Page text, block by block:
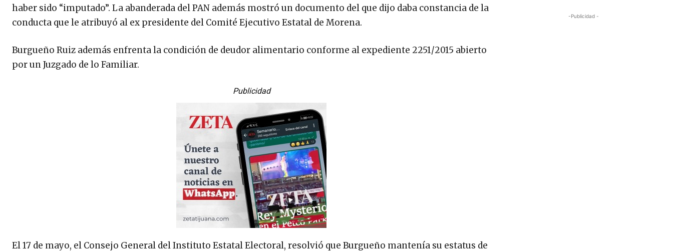
haber sido “imputado”. La abanderada del PAN además mostró un documento del que dijo daba constancia de la
conducta que le atribuyó al ex presidente del Comité Ejecutivo Estatal de Morena.
Burgueño Ruiz además enfrenta la condición de deudor alimentario conforme al expediente 2251/2015 abierto
por un Juzgado de lo Familiar.
Publicidad
El 17 de mayo, el Consejo General del Instituto Estatal Electoral, resolvió que Burgueño mantenía su estatus de
-Publicidad -